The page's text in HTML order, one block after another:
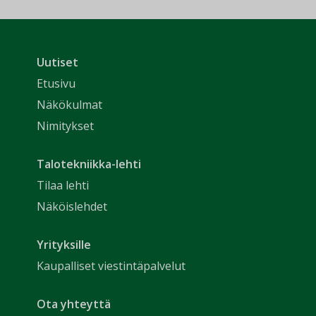
Uutiset
Etusivu
Näkökulmat
Nimitykset
Talotekniikka-lehti
Tilaa lehti
Näköislehdet
Yrityksille
Kaupalliset viestintäpalvelut
Ota yhteyttä